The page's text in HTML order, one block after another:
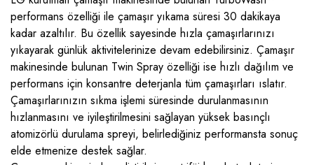
performans özelliği ile çamaşır yıkama süresi 30 dakikaya
kadar azaltılır. Bu özellik sayesinde hızla çamaşırlarınızı
yıkayarak günlük aktivitelerinize devam edebilirsiniz. Çamaşır
makinesinde bulunan Twin Spray özelliği ise hızlı dağılım ve
performans için konsantre deterjanla tüm çamaşırları ıslatır.
Çamaşırlarınızın sıkma işlemi süresinde durulanmasının
hızlanmasını ve iyileştirilmesini sağlayan yüksek basınçlı
atomizörlü durulama spreyi, belirlediğiniz performansta sonuç
elde etmenize destek sağlar.